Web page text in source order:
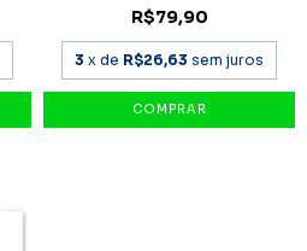
R$79,90
3 x de R$26,63 sem juros